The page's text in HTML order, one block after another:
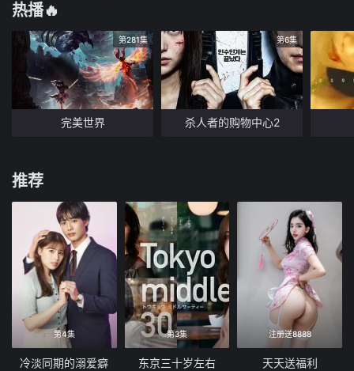
热播🔥
第281集
完美世界
第6集
杀人者的购物中心2
推荐
第4集
冷淡同期的溺爱癖
第3集
东京三十岁左右
注册送8888
天天送福利